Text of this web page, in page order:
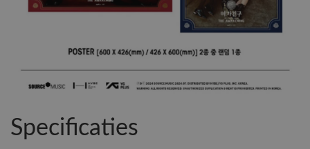
Specificaties